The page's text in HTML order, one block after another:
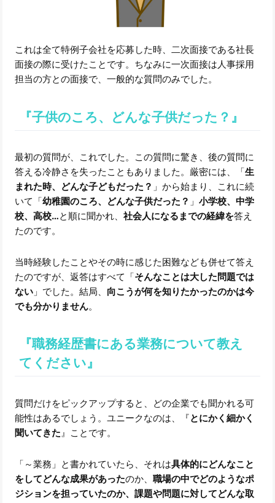
これは全て特例子会社を応募した時、二次面接である社長
面接の際に受けたことです。ちなみに一次面接は人事採用
担当の方との面接で、一般的な質問のみでした。
『子供のころ、どんな子供だった？』
最初の質問が、これでした。この質問に驚き、後の質問に
答える冷静さを失ったこともありました。厳密には、「生
まれた時、どんな子どもだった？ 」から始まり、これに続
いて「幼稚園のころ、どんな子供だった？ 」小学校、中学
校、高校…と順に聞かれ、社会人になるまでの経緯を答え
たのです。
当時経験したことやその時に感じた困難なども併せて答え
たのですが、返答はすべて「そんなことは大した問題では
ない 」でした。結局、 向こうが何を知りたかったのかは今
でも分かりません。
『職務経歴書にある業務について教え
てください』
質問だけをピックアップすると、どの企業でも聞かれる可
能性はあるでしょう。ユニークなのは、『とにかく細かく
聞いてきた 』ことです。
「～業務」と書かれていたら、それは具体的にどんなこと
をしてどんな成果があったのか、職場の中でどのようなポ
ジションを担っていたのか、課題や問題に対してどんな取